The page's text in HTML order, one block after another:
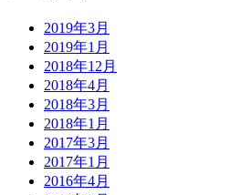
2019年3月
2019年1月
2018年12月
2018年4月
2018年3月
2018年1月
2017年3月
2017年1月
2016年4月